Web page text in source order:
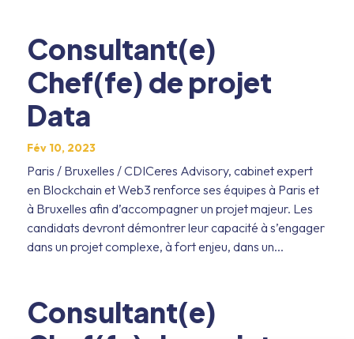
Consultant(e)
Chef(fe) de projet
Data
Fév 10, 2023
Paris / Bruxelles / CDICeres Advisory, cabinet expert
en Blockchain et Web3 renforce ses équipes à Paris et
à Bruxelles afin d’accompagner un projet majeur. Les
candidats devront démontrer leur capacité à s’engager
dans un projet complexe, à fort enjeu, dans un...
Consultant(e)